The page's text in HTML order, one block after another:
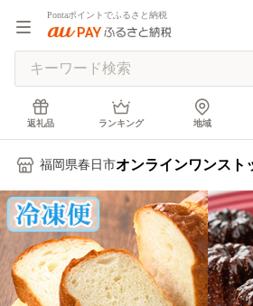
Pontaポイントでふるさと納税
返礼品 ランキング 地域
福岡県春日市オンラインワンスト